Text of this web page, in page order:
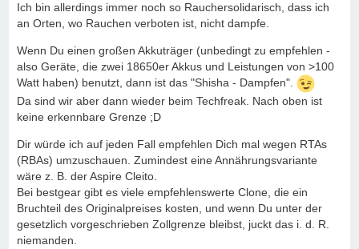
Ich bin allerdings immer noch so Rauchersolidarisch, dass ich
an Orten, wo Rauchen verboten ist, nicht dampfe.
Wenn Du einen großen Akkuträger (unbedingt zu empfehlen -
also Geräte, die zwei 18650er Akkus und Leistungen von >100
Watt haben) benutzt, dann ist das "Shisha - Dampfen".
Da sind wir aber dann wieder beim Techfreak. Nach oben ist
keine erkennbare Grenze ;D
Dir würde ich auf jeden Fall empfehlen Dich mal wegen RTAs
(RBAs) umzuschauen. Zumindest eine Annährungsvariante
wäre z. B. der Aspire Cleito.
Bei bestgear gibt es viele empfehlenswerte Clone, die ein
Bruchteil des Originalpreises kosten, und wenn Du unter der
gesetzlich vorgeschrieben Zollgrenze bleibst, juckt das i. d. R.
niemanden.